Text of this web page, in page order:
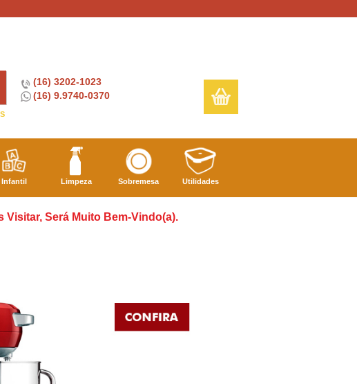
(16) 3202-1023
(16) 9.9740-0370
Infantil Limpeza Sobremesa Utilidades
Será Muito Bem-Vindo(a).